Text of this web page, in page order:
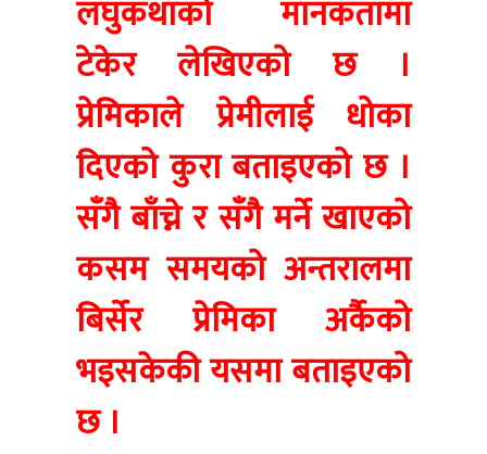
लघुकथाको मानकतामा
टेकेर लेखिएको छ ।
प्रेमिकाले प्रेमीलाई धोका
दिएको कुरा बताइएको छ ।
सँगै बाँच्ने र सँगै मर्ने खाएको
कसम समयको अन्तरालमा
बिर्सेर प्रेमिका अर्कैको
भइसकेकी यसमा बताइएको
छ ।